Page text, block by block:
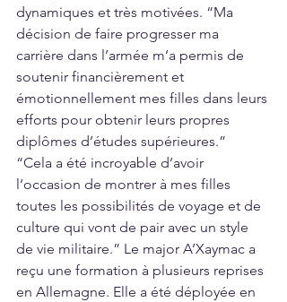
dynamiques et très motivées. “Ma
décision de faire progresser ma
carrière dans l’armée m’a permis de
soutenir financièrement et
émotionnellement mes filles dans leurs
efforts pour obtenir leurs propres
diplômes d’études supérieures.”
“Cela a été incroyable d’avoir
l’occasion de montrer à mes filles
toutes les possibilités de voyage et de
culture qui vont de pair avec un style
de vie militaire.” Le major A’Xaymac a
reçu une formation à plusieurs reprises
en Allemagne. Elle a été déployée en